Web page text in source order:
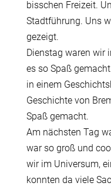
bisschen Freizeit.
Stadtführung. Uns
gezeigt.
Dienstag waren wir
es so Spaß
in einem
Geschichte von
Spaß gemacht.
Am nächsten Tag
war so groß und
wir im Universum,
konnten da viele